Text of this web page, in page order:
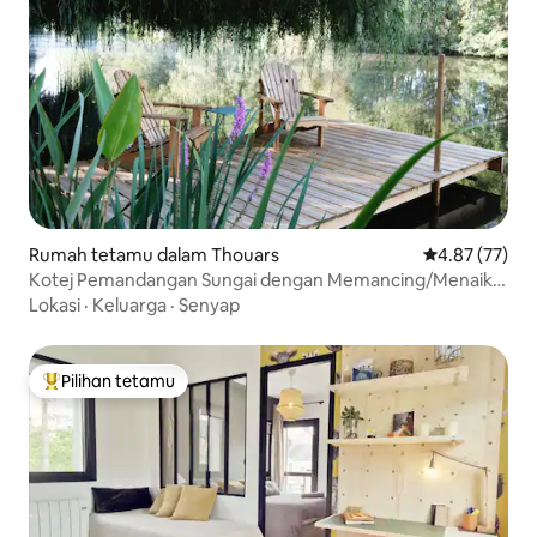
Rumah tetamu dalam Thouars Penarafan
4.87 (77)
Kotej Pemandangan Sungai dengan Memancing/Menaiki
Kanu
Lokasi · Keluarga · Senyap
Pilihan utama tetamu
Pilihan tetamu